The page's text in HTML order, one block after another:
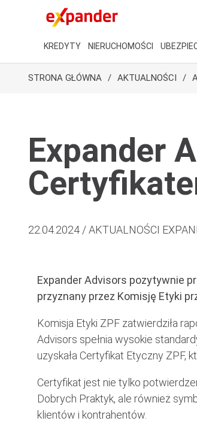
KREDYTY NIERUCHOMOŚCI
STRONA GŁÓWNA AKTUALNOŚCI
Expander
22.04.2024 / AKTUALNOŚCI
Expander Advisors pozytywnie
przyznany przez Komisję Etyki
Komisja Etyki ZPF zatwierdziła
Advisors spełnia wysokie
uzyskała Certyfikat Etyczny ZPF,
Certyfikat jest nie tylko
Dobrych Praktyk, ale również
klientów i kontrahentów.